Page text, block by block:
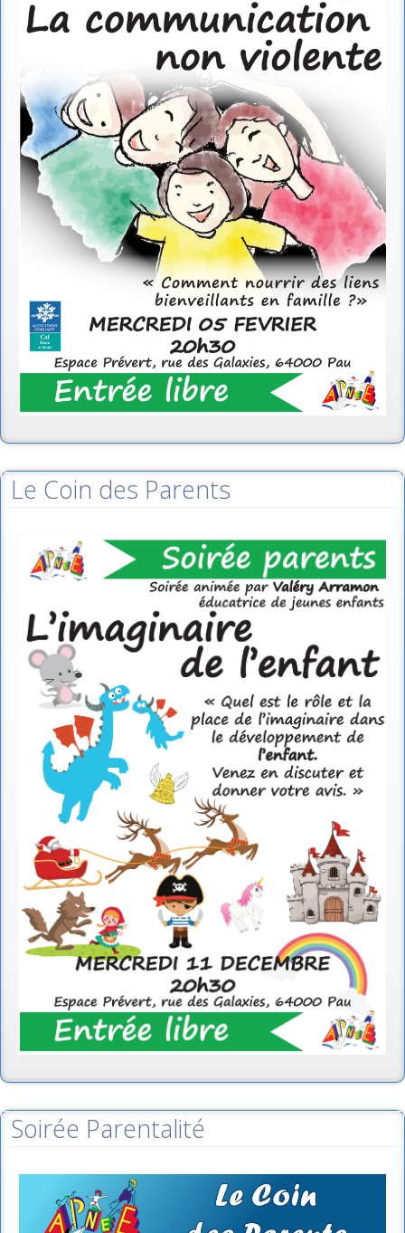
Le Coin des Parents
Soirée Parentalité